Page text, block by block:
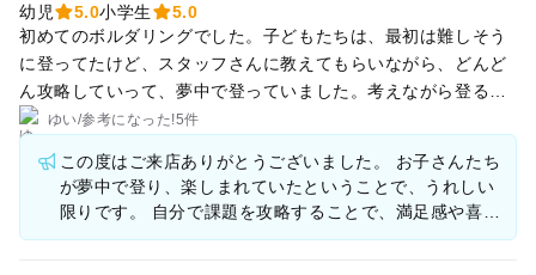
幼児 5.0小学生
5.0
初めてのボルダリングでした。子どもたちは、最初は難しそう
に登ってたけど、スタッフさんに教えてもらいながら、どんど
ん攻略していって、夢中で登っていました。考えながら登るの
が楽しいスポーツと教わり、なるほど、子どもたち、自分で足
び。子どもが真剣に取り組むのを見ていて、感心してしまいま
した。親子で登るプランもあるようなので、次は、親もやって
ゆい/参考に なった!5件
この度はご来店ありがとうございました。 お子さんたち
が夢中で登り、楽しまれていたということで、うれしい
限りです。 自分で課題を攻略することで、満足感や喜び
もさらに大きいものになると思います。 子どもだけでな